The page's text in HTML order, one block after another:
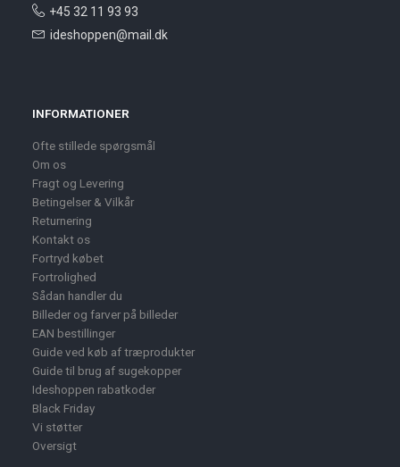
+45 32 11 93 93
ideshoppen@mail.dk
INFORMATIONER
Ofte stillede spørgsmål
Om os
Fragt og Levering
Betingelser & Vilkår
Returnering
Kontakt os
Fortryd købet
Fortrolighed
Sådan handler du
Billeder og farver på billeder
EAN bestillinger
Guide ved køb af træprodukter
Guide til brug af sugekopper
Ideshoppen rabatkoder
Black Friday
Vi støtter
Oversigt